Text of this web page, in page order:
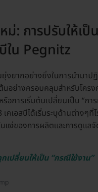
ม่: การปรับให้เ
ใน Pegnitz
ยากอย่างยิ่งในการนำมาป
อย่างครอบคลุมสำหรับโครง
อการเริ่มต้นเปลี่ยนเป็น “กา
คเอสบีได้เริ่มระบุด้านต่างๆ
แง่ของการผลิตและการดูแล
เปลี่ยนให้เป็น “กรณีใช้งาน”